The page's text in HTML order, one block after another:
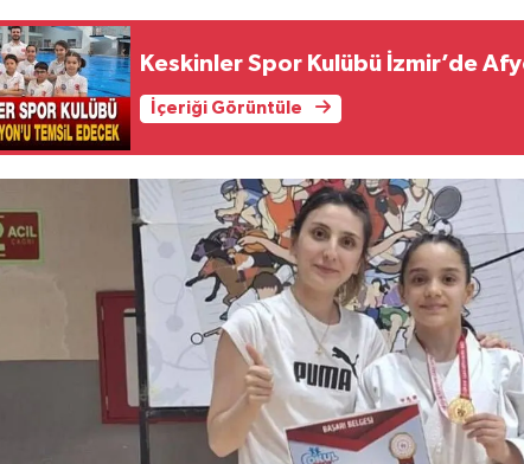
Keskinler Spor Kulübü İzmir’de
İçeriği Görüntüle